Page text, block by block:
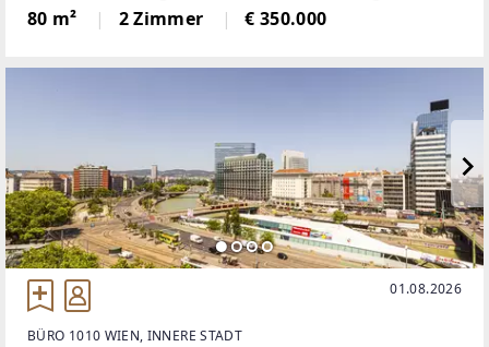
Liegenschaft noch über ein Carport sowie eine
Garage, Grundstücksfläche:
80 m² 2 Zimmer € 350.000
01.08.2026
BÜRO 1010 WIEN, INNERE STADT